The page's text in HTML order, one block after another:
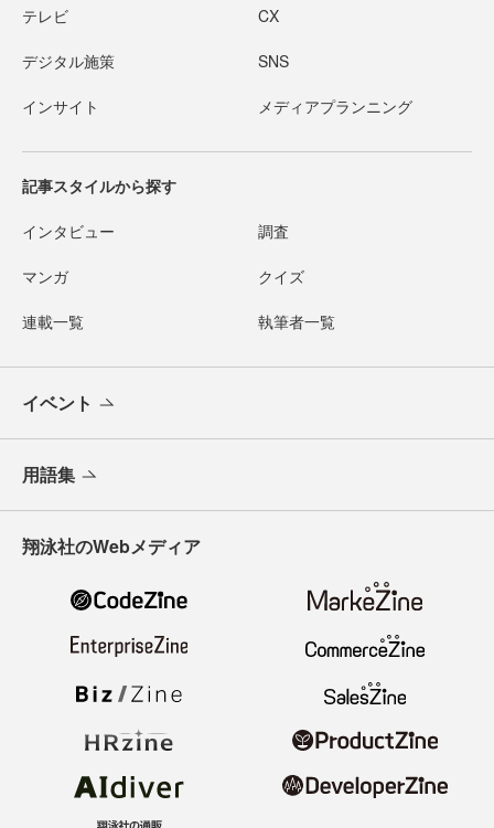
テレビ CX
デジタル施策 SNS
インサイト メディアプランニング
記事スタイルから探す
インタビュー 調査
マンガ クイズ
連載一覧 執筆者一覧
イベント
用語集
翔泳社のWebメディア